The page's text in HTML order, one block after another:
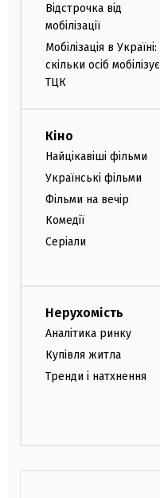
Відстрочка від
мобілізації
Мобілізація в Україні:
скільки осіб мобілізує
ТЦК
Кіно
Найцікавіші фільми
Українські фільми
Фільми на вечір
Комедії
Серіали
Нерухомість
Аналітика ринку
Купівля житла
Тренди і натхнення